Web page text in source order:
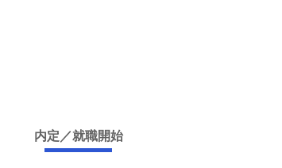
内定／就職開始